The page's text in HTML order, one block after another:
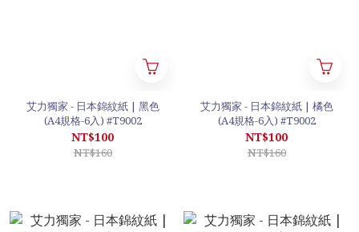
艾力獨家 - 日本錦紋紙 | 黑色
(A4規格-6入) #T9002
NT$100
NT$160
艾力獨家 - 日本錦紋紙 | 橘色
(A4規格-6入) #T9002
NT$100
NT$160